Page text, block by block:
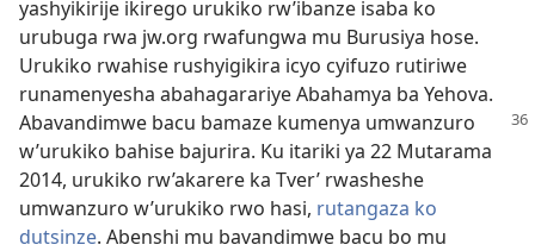
yashyikirije ikirego urukiko rw’ibanze isaba ko
urubuga rwa jw.org rwafungwa mu Burusiya hose.
Urukiko rwahise rushyigikira icyo cyifuzo rutiriwe
runamenyesha abahagarariye Abahamya ba Yehova.
Abavandimwe bacu bamaze kumenya umwanzuro
w’urukiko bahise bajurira. Ku itariki ya 22 Mutarama
2014, urukiko rw’akarere ka Tver’ rwasheshe
umwanzuro w’urukiko rwo hasi, rutangaza ko
dutsinze. Abenshi mu bavandimwe bacu bo mu